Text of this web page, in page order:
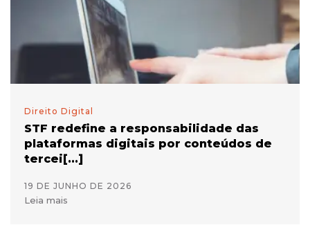
Direito Digital
STF redefine a responsabilidade das
plataformas digitais por conteúdos de
tercei[...]
19 DE JUNHO DE 2026
Leia mais